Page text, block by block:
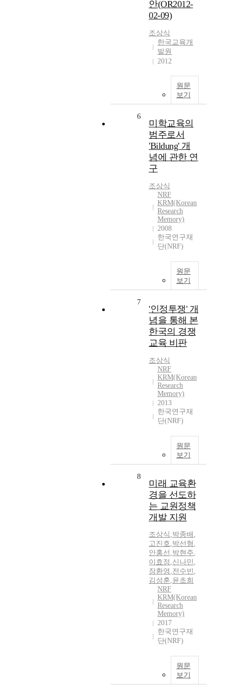
안(OR2012-
02-09)
조상식
한국교육개
발원
2012
원문
보기
6
미학교육의
범주로서
'Bildung' 개
념에 관한 연
구
조상식
NRF
KRM(Korean
Research
Memory)
2008
한국연구재
단(NRF)
원문
보기
7
'인정투쟁' 개
념을 통해 본
한국의 경쟁
교육 비판
조상식
NRF
KRM(Korean
Research
Memory)
2013
한국연구재
단(NRF)
원문
보기
8
미래 교육환
경을 선도하
는 교원정책
개발 지원
조상식 ,박종배 ,
고진호,박선형 ,
안홍선 ,박현주,
이효정 ,신나민 ,
장환영 ,전수빈 ,
김성훈,윤초희
NRF
KRM(Korean
Research
Memory)
2017
한국연구재
단(NRF)
원문
보기